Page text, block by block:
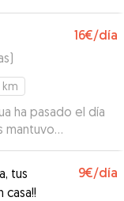
16€/día
)
km
ha pasado el día
mantuvo
de los paseos y
y mensajes
repetir seguro!”
tus
casa!!
9€/día